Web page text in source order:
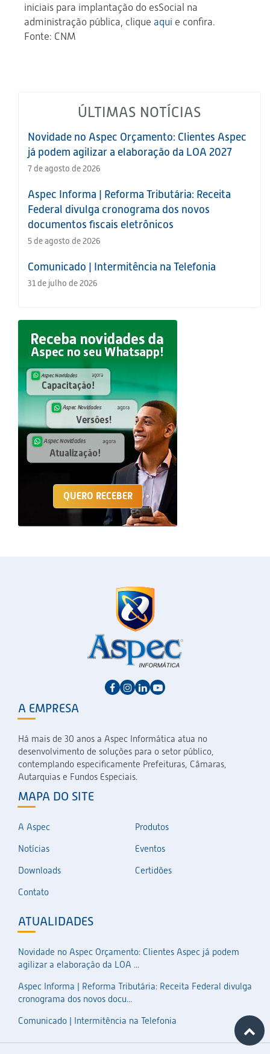
iniciais para implantação do esSocial na
administração pública, clique aqui e confira.
Fonte: CNM
ÚLTIMAS NOTÍCIAS
Novidade no Aspec Orçamento: Clientes Aspec
já podem agilizar a elaboração da LOA 2027
7 de agosto de 2026
Aspec Informa | Reforma Tributária: Receita
Federal divulga cronograma dos novos
documentos fiscais eletrônicos
5 de agosto de 2026
Comunicado | Intermitência na Telefonia
31 de julho de 2026
QUERO RECEBER
A EMPRESA
Há mais de 30 anos a Aspec Informática atua no
desenvolvimento de soluções para o setor público,
contemplando especificamente Prefeituras, Câmaras,
Autarquias e Fundos Especiais.
MAPA DO SITE
A Aspec
Produtos
Notícias
Eventos
Downloads
Certidões
Contato
ATUALIDADES
Novidade no Aspec Orçamento: Clientes Aspec já podem
agilizar a elaboração da LOA ...
Aspec Informa | Reforma Tributária: Receita Federal divulga
cronograma dos novos docu...
Comunicado | Intermitência na Telefonia